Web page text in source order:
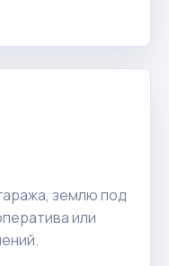
землю под
или